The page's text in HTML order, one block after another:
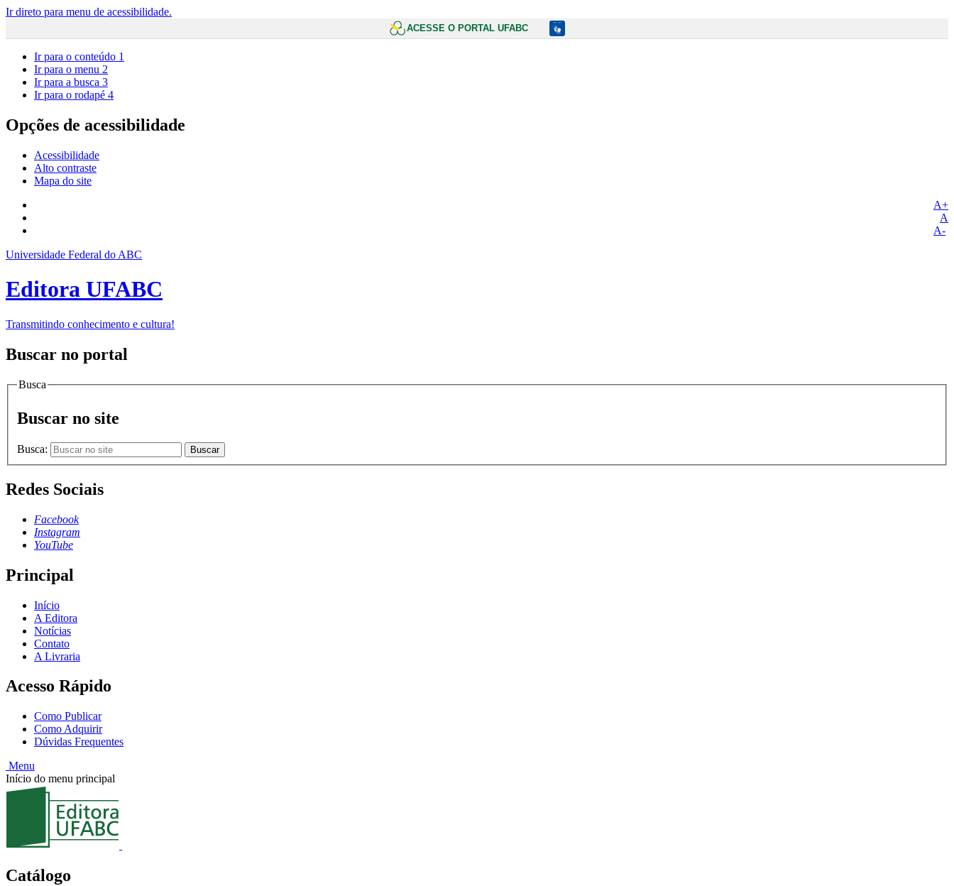
Ir direto para menu de acessibilidade.
ACESSE O PORTAL UFABC
Ir para o conteúdo 1
Ir para o menu 2
Ir para a busca 3
Ir para o rodapé 4
Opções de acessibilidade
Acessibilidade
Alto contraste
Mapa do site
A+
A
A-
Universidade Federal do ABC
Editora UFABC
Transmitindo conhecimento e cultura!
Buscar no portal
Busca
Buscar no site
Busca: Buscar
Redes Sociais
Facebook
Instagram
YouTube
Principal
Início
A Editora
Notícias
Contato
A Livraria
Acesso Rápido
Como Publicar
Como Adquirir
Dúvidas Frequentes
Menu
Início do menu principal
Catálogo